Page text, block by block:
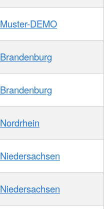
Muster-DEMO
Brandenburg
Brandenburg
Nordrhein
Niedersachsen
Niedersachsen